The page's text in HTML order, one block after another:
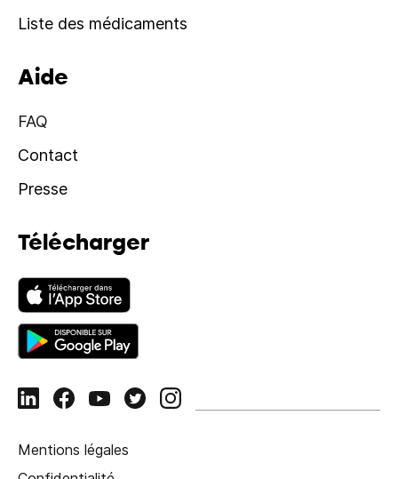
Liste des médicaments
Aide
FAQ
Contact
Presse
Télécharger
Mentions légales